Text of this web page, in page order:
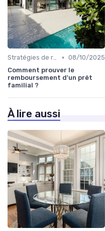
Stratégies de remboursement • 08/10/2025
Comment prouver le
remboursement d'un prêt
familial ?
À lire aussi